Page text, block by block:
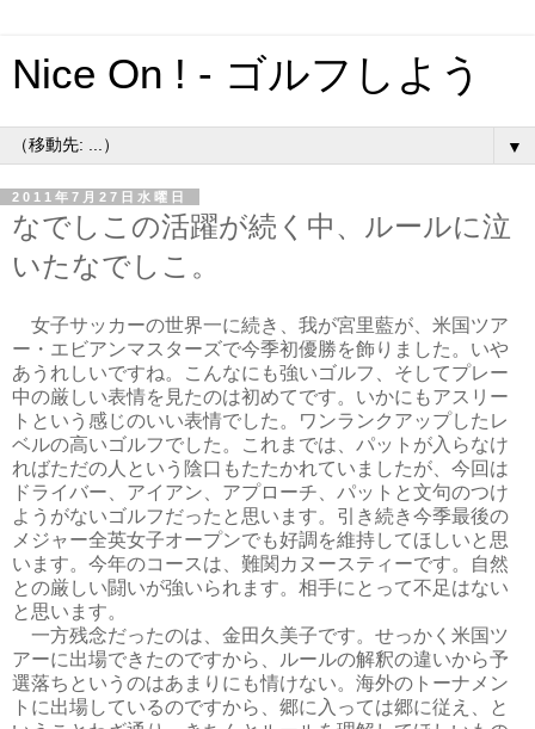
Nice On ! - ゴルフしよう
▼
2011年7月27日水曜日
なでしこの活躍が続く中、ルールに泣
いたなでしこ。
女子サッカーの世界一に続き、我が宮里藍が、米国ツア
ー・エビアンマスターズで今季初優勝を飾りました。いや
あうれしいですね。こんなにも強いゴルフ、そしてプレー
中の厳しい表情を見たのは初めてです。いかにもアスリー
トという感じのいい表情でした。ワンランクアップしたレ
ベルの高いゴルフでした。これまでは、パットが入らなけ
ればただの人という陰口もたたかれていましたが、今回は
ドライバー、アイアン、アプローチ、パットと文句のつけ
ようがないゴルフだったと思います。引き続き今季最後の
メジャー全英女子オープンでも好調を維持してほしいと思
います。今年のコースは、難関カヌースティーです。自然
との厳しい闘いが強いられます。相手にとって不足はない
と思います。
一方残念だったのは、金田久美子です。せっかく米国ツ
アーに出場できたのですから、ルールの解釈の違いから予
選落ちというのはあまりにも情けない。海外のトーナメン
トに出場しているのですから、郷に入っては郷に従え、と